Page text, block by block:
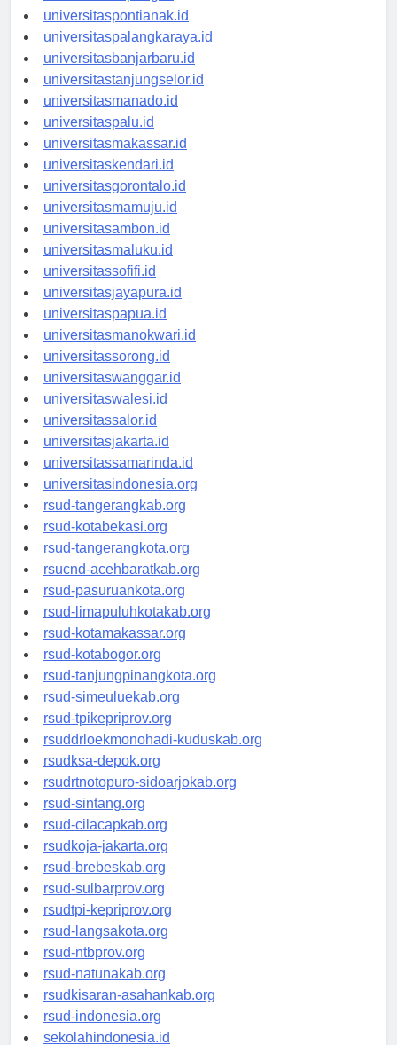
universitaskupang.id
universitaspontianak.id
universitaspalangkaraya.id
universitasbanjarbaru.id
universitastanjungselor.id
universitasmanado.id
universitaspalu.id
universitasmakassar.id
universitaskendari.id
universitasgorontalo.id
universitasmamuju.id
universitasambon.id
universitasmaluku.id
universitassofifi.id
universitasjayapura.id
universitaspapua.id
universitasmanokwari.id
universitassorong.id
universitaswanggar.id
universitaswalesi.id
universitassalor.id
universitasjakarta.id
universitassamarinda.id
universitasindonesia.org
rsud-tangerangkab.org
rsud-kotabekasi.org
rsud-tangerangkota.org
rsucnd-acehbaratkab.org
rsud-pasuruankota.org
rsud-limapuluhkotakab.org
rsud-kotamakassar.org
rsud-kotabogor.org
rsud-tanjungpinangkota.org
rsud-simeuluekab.org
rsud-tpikepriprov.org
rsuddrloekmonohadi-kuduskab.org
rsudksa-depok.org
rsudrtnotopuro-sidoarjokab.org
rsud-sintang.org
rsud-cilacapkab.org
rsudkoja-jakarta.org
rsud-brebeskab.org
rsud-sulbarprov.org
rsudtpi-kepriprov.org
rsud-langsakota.org
rsud-ntbprov.org
rsud-natunakab.org
rsudkisaran-asahankab.org
rsud-indonesia.org